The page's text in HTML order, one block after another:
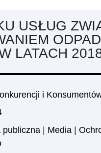
USŁUG
LATACH
i
publiczna| Media|